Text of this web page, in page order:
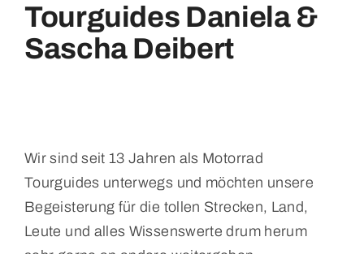
Tourguides Daniela &
Sascha Deibert
Wir sind seit 13 Jahren als Motorrad
Tourguides unterwegs und möchten unsere
Begeisterung für die tollen Strecken, Land,
Leute und alles Wissenswerte drum herum